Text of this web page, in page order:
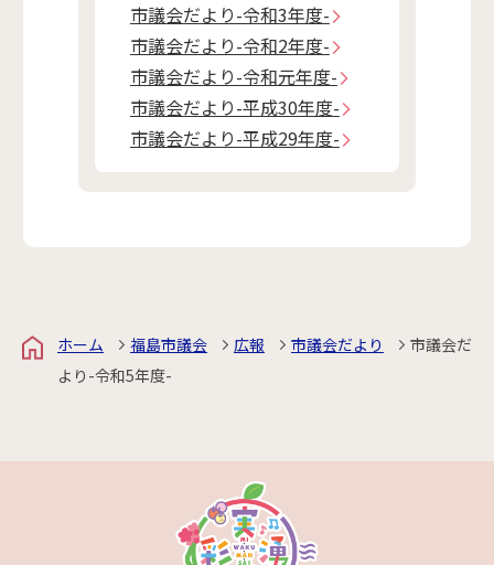
市議会だより-令和3年度-
市議会だより-令和2年度-
市議会だより-令和元年度-
市議会だより-平成30年度-
市議会だより-平成29年度-
ホーム 福島市議会 広報 市議会だより
市議会だ
より-令和5年度-